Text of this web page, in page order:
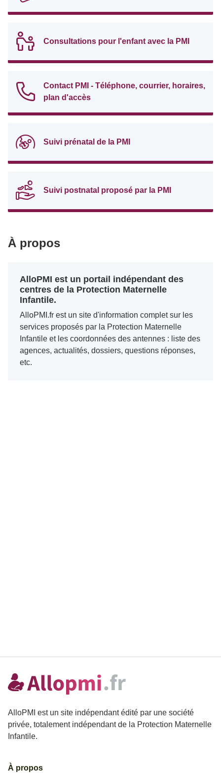
Consultations pour l'enfant avec la PMI
Contact PMI - Téléphone, courrier, horaires,
plan d'accès
Suivi prénatal de la PMI
Suivi postnatal proposé par la PMI
À propos
AlloPMI est un portail indépendant des
centres de la Protection Maternelle
Infantile.
AlloPMI.fr est un site d'information complet sur les
services proposés par la Protection Maternelle
Infantile et les coordonnées des antennes : liste des
agences, actualités, dossiers, questions réponses,
etc.
AlloPMI est un site indépendant édité par une société
privée, totalement indépendant de la Protection Maternelle
Infantile.
À propos